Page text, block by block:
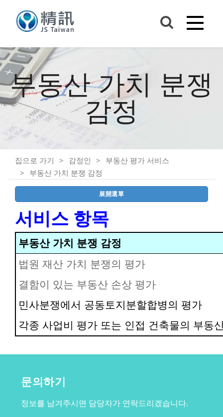
부동산 가치 분쟁
감정
집으로 가기 감정인
부동산 평가 서비스
부동산 가치 분쟁 감정
展開選單
서비스 항목
부동산 가치 분쟁 감정
법원 재산 가치 분쟁의 평가
결함이 있는 부동산 손상 평가
민사분쟁에서 공동토지분할합병의 평가
각종 사업비 평가 또는 인접 건축물의 부동
문의하기
정보를 남겨주시면 담당자가 연락드리겠습니다.